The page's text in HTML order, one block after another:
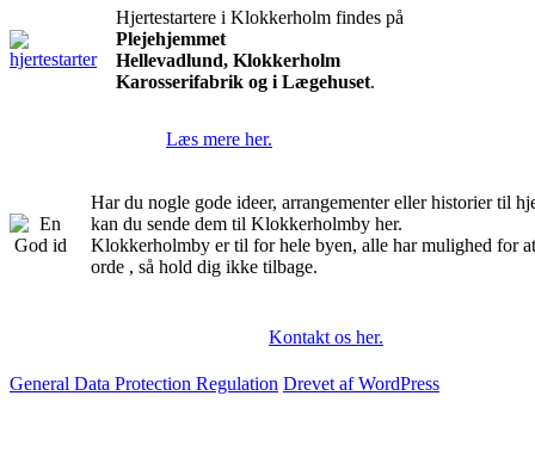
Hjertestartere i Klokkerholm findes på
Plejehjemmet
Hellevadlund, Klokkerholm
Karosserifabrik og i Lægehuset.
Læs mere her.
Har du nogle gode ideer, arrangementer eller historier til
kan du sende dem til Klokkerholmby her.
Klokkerholmby er til for hele byen, alle har mulighed for
orde , så hold dig ikke tilbage.
Kontakt os her.
General Data Protection Regulation Drevet af WordPress